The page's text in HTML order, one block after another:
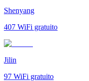
Shenyang
407 WiFi gratuito
Jilin
97 WiFi gratuito